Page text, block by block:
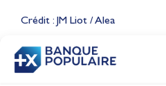
Crédit : JM Liot / Alea
CONTENU
Jeux Olympiques